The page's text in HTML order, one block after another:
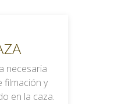
necesaria
filmación y
en la caza.